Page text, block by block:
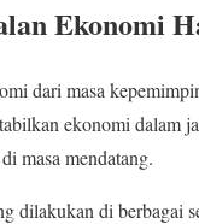
Ekonomi
dari masa
ekonomi dalam
masa mendatang.
dilakukan di berbagai